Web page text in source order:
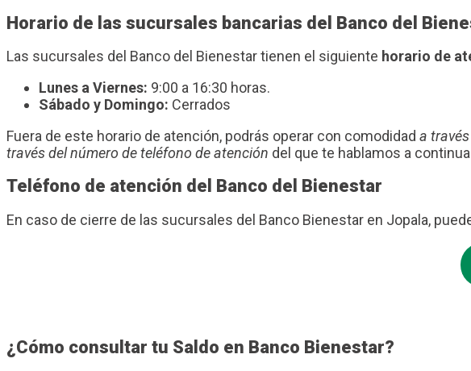
Horario de las sucursales bancarias del Banco del
Las sucursales del Banco del Bienestar tienen el siguiente horario de
Lunes a Viernes: 9:00 a 16:30 horas.
Sábado y Domingo: Cerrados
Fuera de este horario de atención, podrás operar con comodidad a
través del número de teléfono de atención del que te hablamos a
Teléfono de atención del Banco del Bienestar
En caso de cierre de las sucursales del Banco Bienestar en Jopala,
¿Cómo consultar tu Saldo en Banco Bienestar?